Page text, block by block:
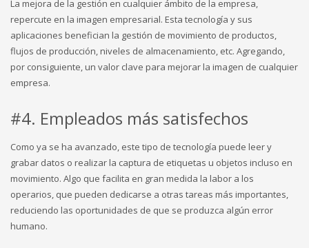
La mejora de la gestión en cualquier ámbito de la empresa,
repercute en la imagen empresarial. Esta tecnología y sus
aplicaciones benefician la gestión de movimiento de productos,
flujos de producción, niveles de almacenamiento, etc. Agregando,
por consiguiente, un valor clave para mejorar la imagen de cualquier
empresa.
#4. Empleados más satisfechos
Como ya se ha avanzado, este tipo de tecnología puede leer y
grabar datos o realizar la captura de etiquetas u objetos incluso en
movimiento. Algo que facilita en gran medida la labor a los
operarios, que pueden dedicarse a otras tareas más importantes,
reduciendo las oportunidades de que se produzca algún error
humano.